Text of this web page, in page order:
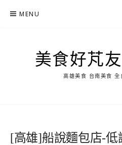
MENU
美食好芃友
高雄美食 台南美食 全
[高雄]船說麵包店-低